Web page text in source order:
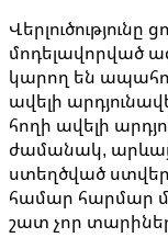
Վերլուծությունը
մոդելավորված
կարող են
ավելի
հողի ավելի
ժամանակ,
ստեղծված
համար հարմար
շատ չոր